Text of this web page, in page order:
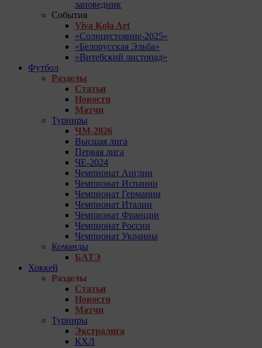
заповедник
События
Viva Kola Art
«Солнцестояние-2025»
«Белорусская Эльба»
«Витебский листопад»
Футбол
Разделы
Статьи
Новости
Матчи
Турниры
ЧМ-2026
Высшая лига
Первая лига
ЧЕ-2024
Чемпионат Англии
Чемпионат Испании
Чемпионат Германии
Чемпионат Италии
Чемпионат Франции
Чемпионат России
Чемпионат Украины
Команды
БАТЭ
Хоккей
Разделы
Статьи
Новости
Матчи
Турниры
Экстралига
КХЛ